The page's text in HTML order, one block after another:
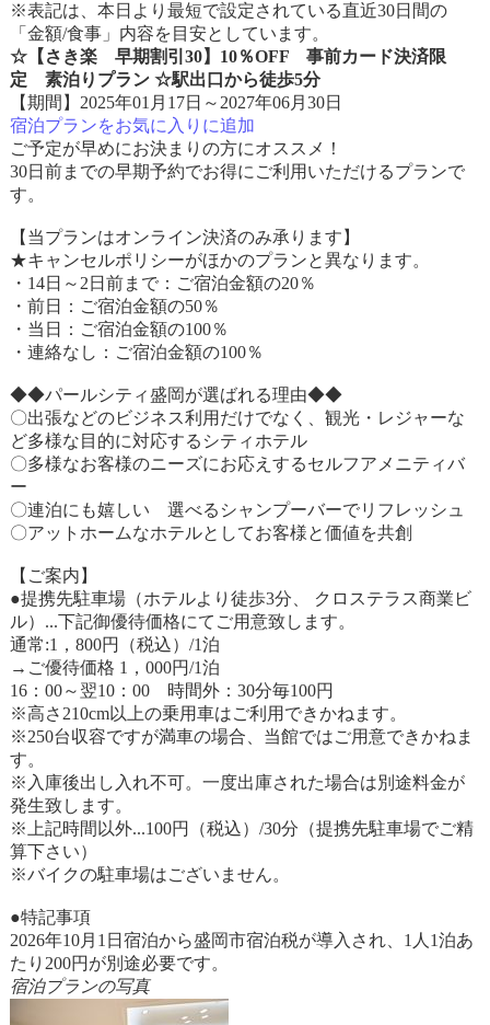
※表記は、本日より最短で設定されている直近30日間の
「金額/食事」内容を目安としています。
☆【さき楽 早期割引30】10％OFF 事前カード決済限
定 素泊りプラン ☆駅出口から徒歩5分
【期間】2025年01月17日～2027年06月30日
宿泊プランをお気に入りに追加
ご予定が早めにお決まりの方にオススメ！
30日前までの早期予約でお得にご利用いただけるプランで
す。
【当プランはオンライン決済のみ承ります】
★キャンセルポリシーがほかのプランと異なります。
・14日～2日前まで：ご宿泊金額の20％
・前日：ご宿泊金額の50％
・当日：ご宿泊金額の100％
・連絡なし：ご宿泊金額の100％
◆◆パールシティ盛岡が選ばれる理由◆◆
〇出張などのビジネス利用だけでなく、観光・レジャーな
ど多様な目的に対応するシティホテル
〇多様なお客様のニーズにお応えするセルフアメニティバ
ー
〇連泊にも嬉しい 選べるシャンプーバーでリフレッシュ
〇アットホームなホテルとしてお客様と価値を共創
【ご案内】
●提携先駐車場（ホテルより徒歩3分、 クロステラス商業ビ
ル）...下記御優待価格にてご用意致します。
通常:1，800円（税込）/1泊
→ご優待価格 1，000円/1泊
16：00～翌10：00 時間外：30分毎100円
※高さ210cm以上の乗用車はご利用できかねます。
※250台収容ですが満車の場合、当館ではご用意できかねま
す。
※入庫後出し入れ不可。一度出庫された場合は別途料金が
発生致します。
※上記時間以外...100円（税込）/30分（提携先駐車場でご精
算下さい）
※バイクの駐車場はございません。
●特記事項
2026年10月1日宿泊から盛岡市宿泊税が導入され、1人1泊あ
たり200円が別途必要です。
宿泊プランの写真